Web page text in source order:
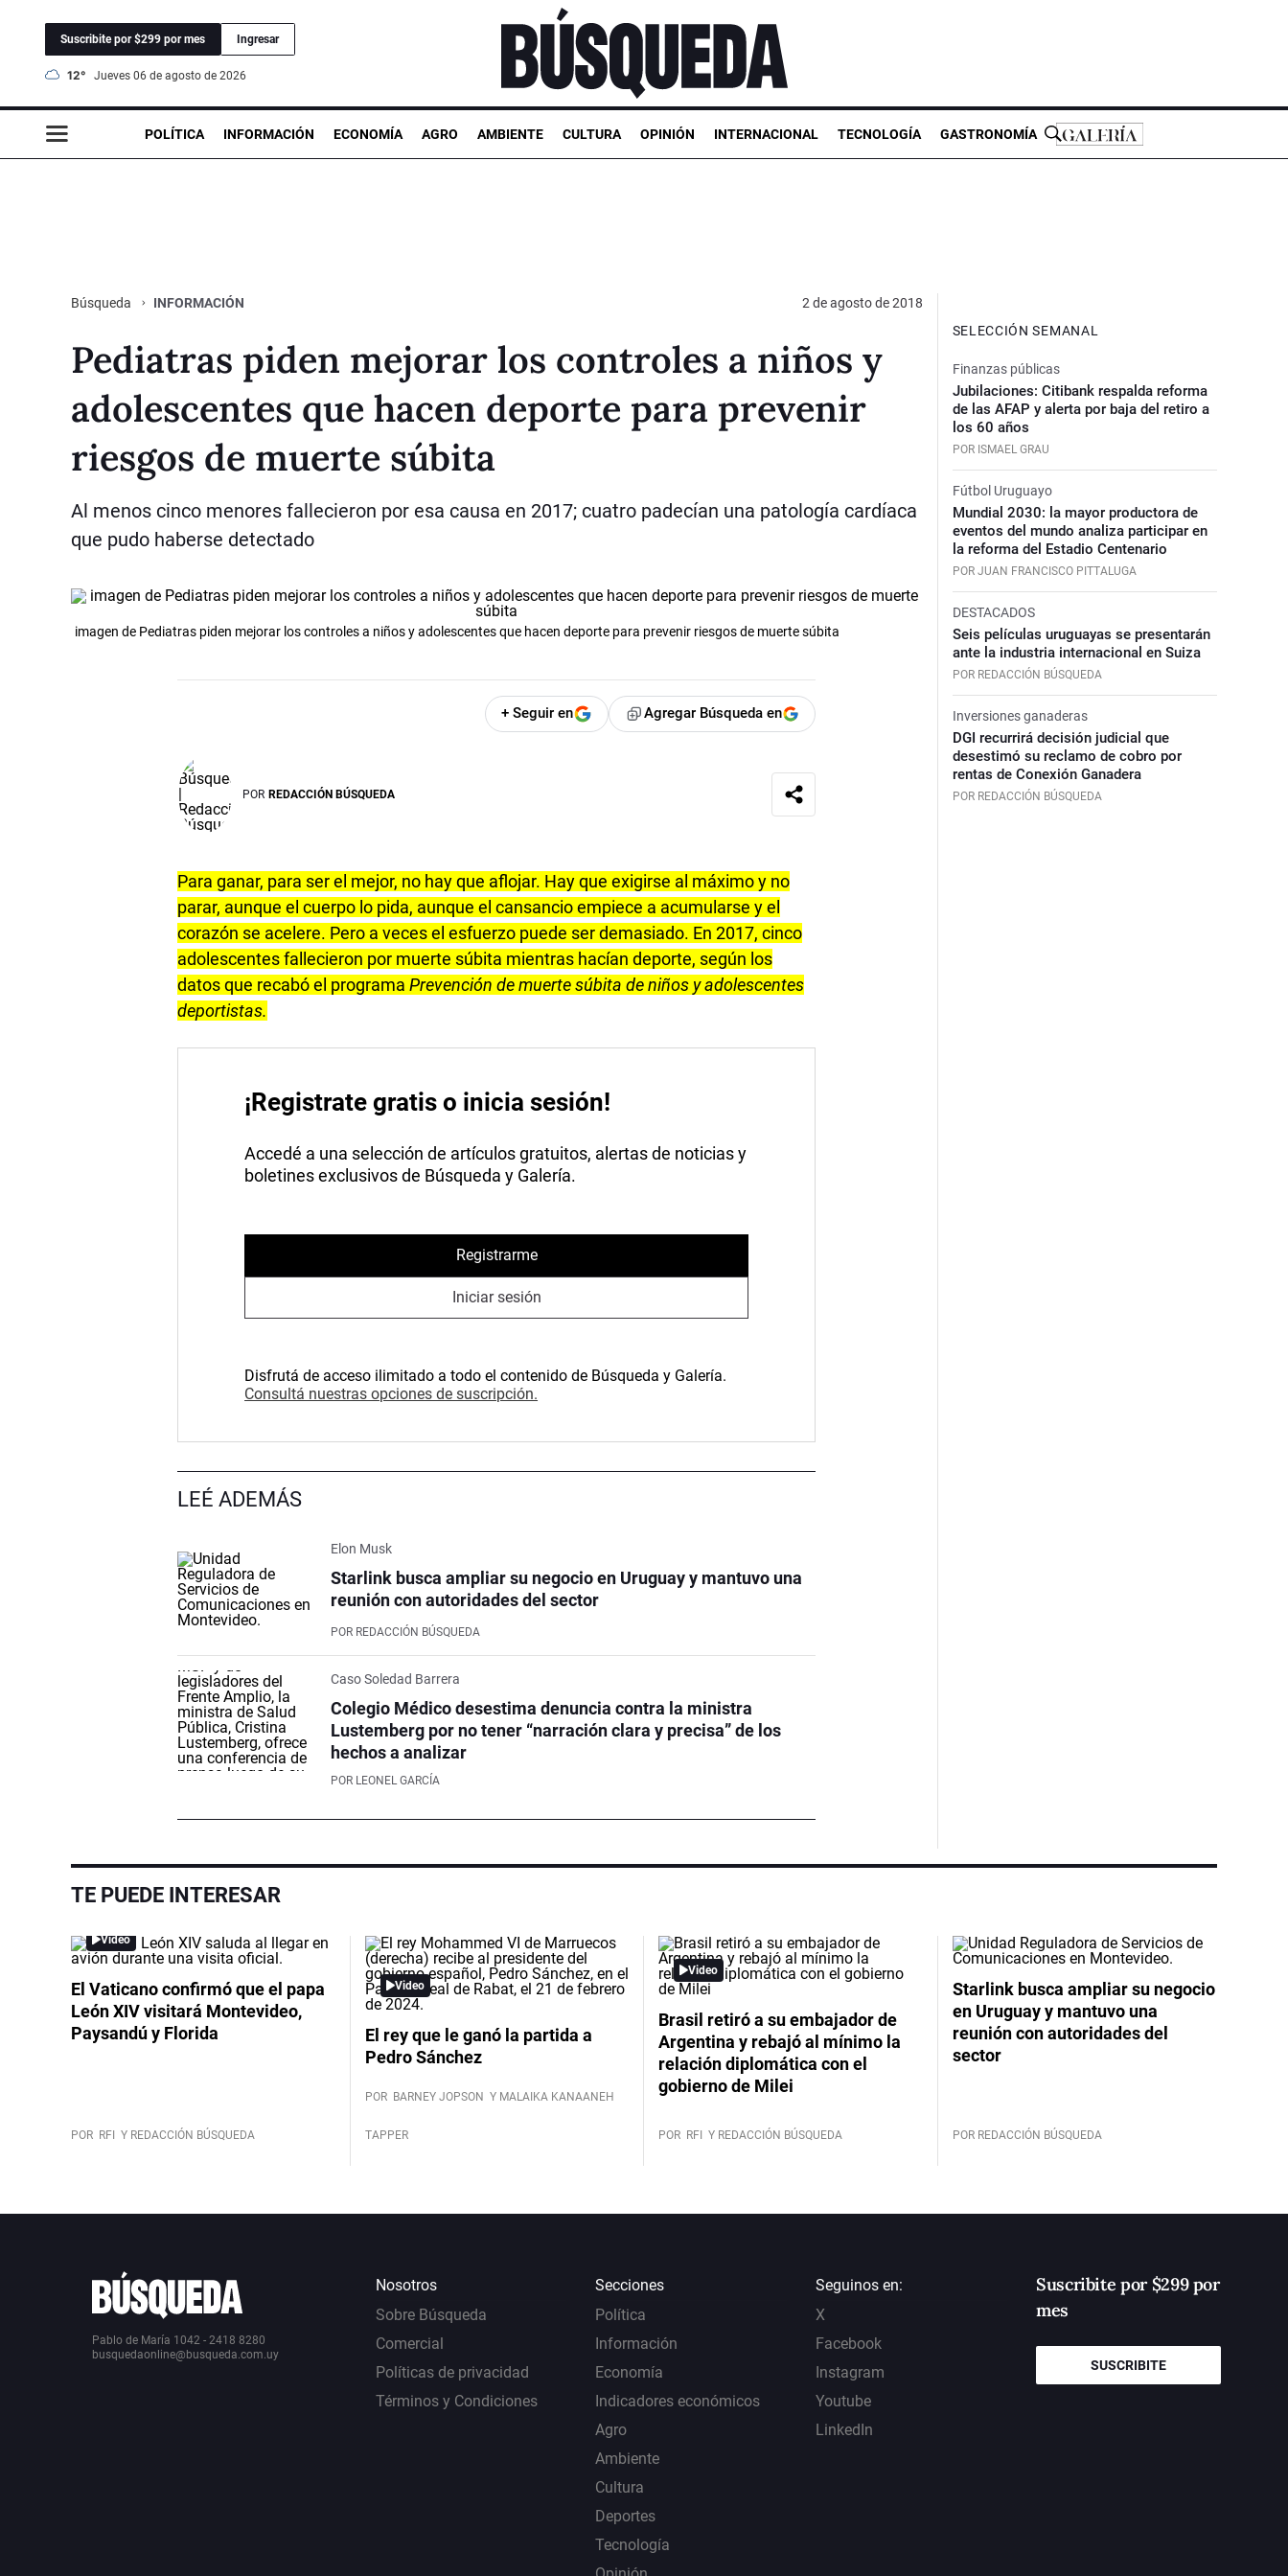
Suscribite por $299 por mes Ingresar
12° jueves 06 de agosto de 2026
POLÍTICA INFORMACIÓN ECONOMÍA AGRO AMBIENTE CULTURA OPINIÓN INTERNACIONAL TECNOLOGÍA GASTRONOMÍA
Búsqueda INFORMACIÓN 2 de agosto de 2018
Pediatras piden mejorar los controles a niños y
adolescentes que hacen deporte para prevenir
riesgos de muerte súbita
Al menos cinco menores fallecieron por esa causa en 2017; cuatro padecían una patología cardíaca
que pudo haberse detectado
imagen de Pediatras piden mejorar los controles a niños y adolescentes que hacen deporte para prevenir riesgos de muerte súbita
+ Seguir en Agregar Búsqueda en
POR REDACCIÓN BÚSQUEDA
Para ganar, para ser el mejor, no hay que aflojar. Hay que exigirse al máximo y no
parar, aunque el cuerpo lo pida, aunque el cansancio empiece a acumularse y el
corazón se acelere. Pero a veces el esfuerzo puede ser demasiado. En 2017, cinco
adolescentes fallecieron por muerte súbita mientras hacían deporte, según los
datos que recabó el programaPrevención de muerte súbita de niños y adolescentes
deportistas.
¡Registrate gratis o inicia sesión!
Accedé a una selección de artículos gratuitos, alertas de noticias y
boletines exclusivos de Búsqueda y Galería.
Registrarme
Iniciar sesión
Disfrutá de acceso ilimitado a todo el contenido de Búsqueda y Galería.
Consultá nuestras opciones de suscripción.
LEÉ ADEMÁS
Elon Musk
Starlink busca ampliar su negocio en Uruguay y mantuvo una
reunión con autoridades del sector
POR REDACCIÓN BÚSQUEDA
Caso Soledad Barrera
Colegio Médico desestima denuncia contra la ministra
Lustemberg por no tener “narración clara y precisa” de los
hechos a analizar
POR LEONEL GARCÍA
SELECCIÓN SEMANAL
Finanzas públicas
Jubilaciones: Citibank respalda reforma
de las AFAP y alerta por baja del retiro a
los 60 años
POR ISMAEL GRAU
Fútbol Uruguayo
Mundial 2030: la mayor productora de
eventos del mundo analiza participar en
la reforma del Estadio Centenario
POR JUAN FRANCISCO PITTALUGA
DESTACADOS
Seis películas uruguayas se presentarán
ante la industria internacional en Suiza
POR REDACCIÓN BÚSQUEDA
Inversiones ganaderas
DGI recurrirá decisión judicial que
desestimó su reclamo de cobro por
rentas de Conexión Ganadera
POR REDACCIÓN BÚSQUEDA
TE PUEDE INTERESAR
Video
El Vaticano confirmó que el papa
León XIV visitará Montevideo,
Paysandú y Florida
POR RFI Y REDACCIÓN BÚSQUEDA
Video
El rey que le ganó la partida a
Pedro Sánchez
POR BARNEY JOPSON Y MALAIKA KANAANEH
TAPPER
Video
Brasil retiró a su embajador de
Argentina y rebajó al mínimo la
relación diplomática con el
gobierno de Milei
POR RFI Y REDACCIÓN BÚSQUEDA
Starlink busca ampliar su negocio
en Uruguay y mantuvo una
reunión con autoridades del
sector
POR REDACCIÓN BÚSQUEDA
Pablo de María 1042 - 2418 8280
busquedaonline@busqueda.com.uy
Nosotros
Sobre Búsqueda
Comercial
Políticas de privacidad
Términos y Condiciones
Secciones
Política
Información
Economía
Indicadores económicos
Agro
Ambiente
Cultura
Deportes
Tecnología
Seguinos en:
X
Facebook
Instagram
Youtube
LinkedIn
Suscribite por $299 por
mes
SUSCRIBITE